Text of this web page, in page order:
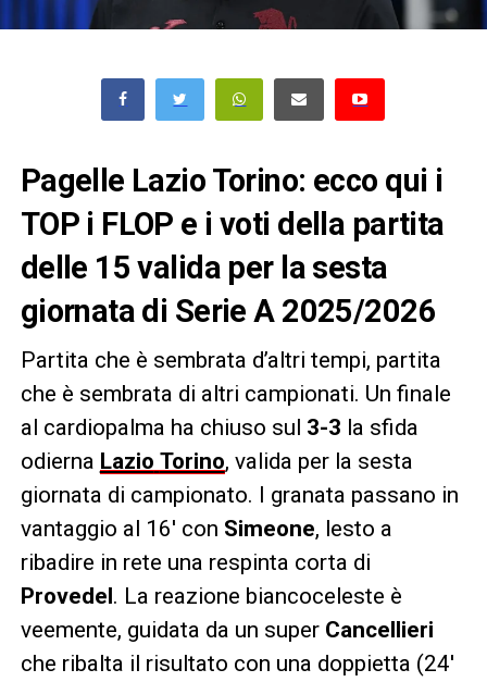
Pagelle Lazio Torino: ecco qui i
TOP i FLOP e i voti della partita
delle 15 valida per la sesta
giornata di Serie A 2025/2026
Partita che è sembrata d’altri tempi, partita
che è sembrata di altri campionati. Un finale
al cardiopalma ha chiuso sul 3-3 la sfida
odierna Lazio Torino, valida per la sesta
giornata di campionato. I granata passano in
vantaggio al 16′ con Simeone, lesto a
ribadire in rete una respinta corta di
Provedel. La reazione biancoceleste è
veemente, guidata da un super Cancellieri
che ribalta il risultato con una doppietta (24′